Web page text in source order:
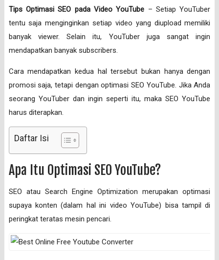
Tips Optimasi SEO pada Video YouTube – Setiap YouTuber
tentu saja menginginkan setiap video yang diupload memiliki
banyak viewer. Selain itu, YouTuber juga sangat ingin
mendapatkan banyak subscribers.
Cara mendapatkan kedua hal tersebut bukan hanya dengan
promosi saja, tetapi dengan optimasi SEO YouTube. Jika Anda
seorang YouTuber dan ingin seperti itu, maka SEO YouTube
harus diterapkan.
Daftar Isi
Apa Itu Optimasi SEO YouTube?
SEO atau Search Engine Optimization merupakan optimasi
supaya konten (dalam hal ini video YouTube) bisa tampil di
peringkat teratas mesin pencari.